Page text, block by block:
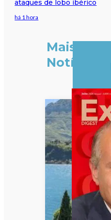
ataques de lobo ibérico
há 1 hora
Mais
Notícias